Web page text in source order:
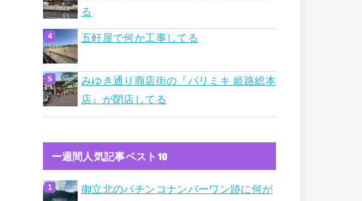
る
五軒屋で何か工事してる
みゆき通り商店街の『パリミキ 姫路総本
店』が閉店してる
ー週間人気記事ベスト10
御立北のパチンコナンバーワン跡に何が